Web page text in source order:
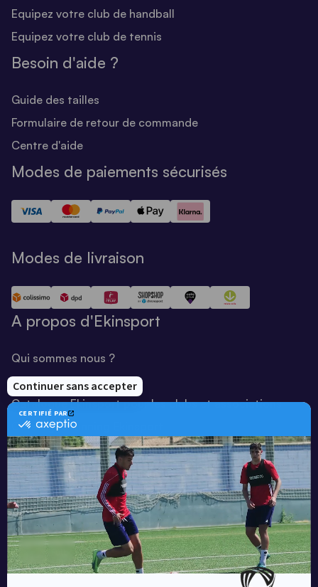
Equipez votre club de handball
Equipez votre club de tennis
Besoin d'aide ?
Guide des tailles
Formulaire de retour de commande
Centre d'aide
Modes de paiements sécurisés
Modes de livraison
A propos d'Ekinsport
Qui sommes nous ?
Notre savoir-faire
Catalogue Ekinsport pour les clubs et associations
Catalogue running Ekinsport
Blog
Une société de :